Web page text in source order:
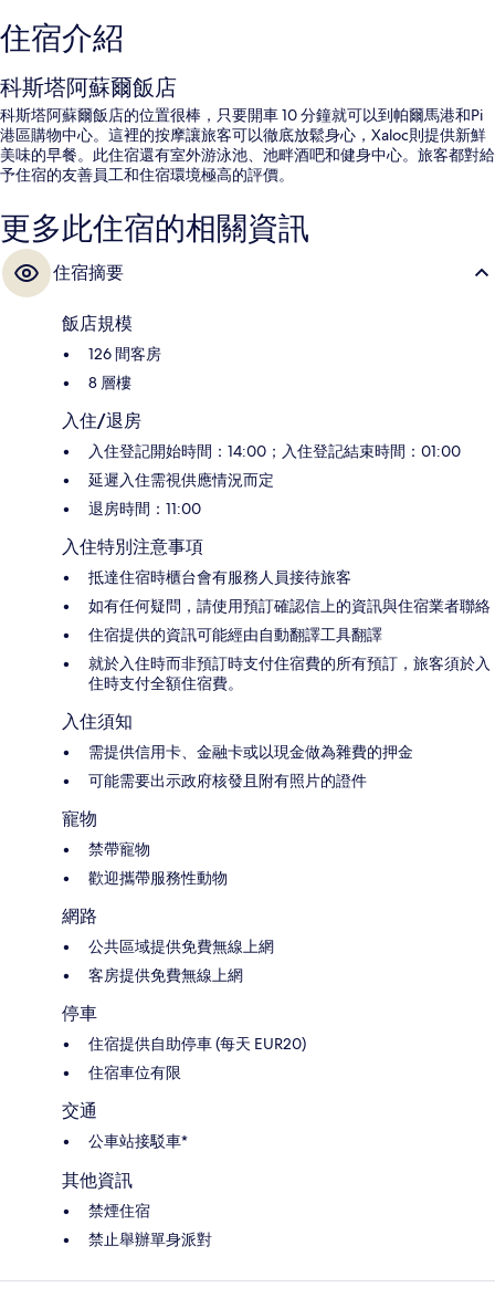
住宿介紹
科斯塔阿蘇爾飯店
科斯塔阿蘇爾飯店的位置很棒，只要開車 10 分鐘就可以到帕爾馬港和Pi
港區購物中心。這裡的按摩讓旅客可以徹底放鬆身心，Xaloc則提供新鮮
美味的早餐。此住宿還有室外游泳池、池畔酒吧和健身中心。旅客都對給
予住宿的友善員工和住宿環境極高的評價。
更多此住宿的相關資訊
住宿摘要
飯店規模
126 間客房
8 層樓
入住/退房
入住登記開始時間：14:00；入住登記結束時間：01:00
延遲入住需視供應情況而定
退房時間：11:00
入住特別注意事項
抵達住宿時櫃台會有服務人員接待旅客
如有任何疑問，請使用預訂確認信上的資訊與住宿業者聯絡
住宿提供的資訊可能經由自動翻譯工具翻譯
就於入住時而非預訂時支付住宿費的所有預訂，旅客須於入
住時支付全額住宿費。
入住須知
需提供信用卡、金融卡或以現金做為雜費的押金
可能需要出示政府核發且附有照片的證件
寵物
禁帶寵物
歡迎攜帶服務性動物
網路
公共區域提供免費無線上網
客房提供免費無線上網
停車
住宿提供自助停車 (每天 EUR20)
住宿車位有限
交通
公車站接駁車*
其他資訊
禁煙住宿
禁止舉辦單身派對